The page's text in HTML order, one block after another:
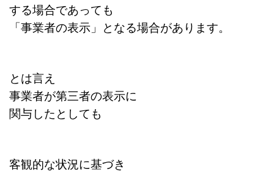
する場合であっても
「事業者の表示」となる場合があります。
とは言え
事業者が第三者の表示に
関与したとしても
客観的な状況に基づき